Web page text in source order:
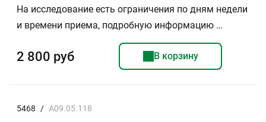
На исследование есть ограничения по дням недели
и времени приема, подробную информацию …
2 800 руб В корзину
5468 / A09.05.118